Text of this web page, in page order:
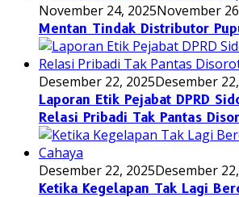
November 24, 2025November
Mentan Tindak Distributor
Desember 22, 2025Desember
Laporan Etik Pejabat DPRD
Relasi Pribadi Tak Pantas
Desember 22, 2025Desember
Ketika Kegelapan Tak Lagi